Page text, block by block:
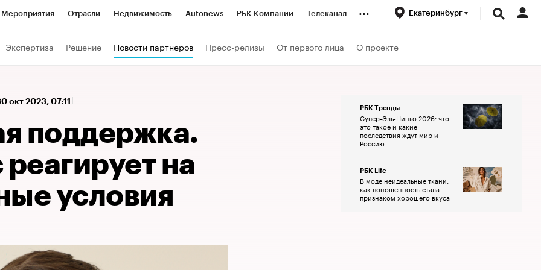
Мероприятия Отрасли Недвижимость Autonews РБК Компании Телеканал ... Екатеринбург
Экспертиза Решение Новости партнеров Пресс-релизы От первого лица О проекте
окт 2023, 07:11
поддержка.
реагирует на
условия
РБК Тренды
Супер-Эль-Ниньо 2026: что
это такое и какие
последствия ждут мир и
Россию
РБК Life
В моде неидеальные ткани:
как поношенность стала
признаком хорошего вкуса